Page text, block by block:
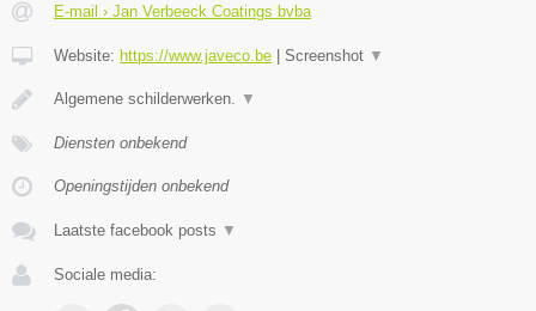
E-mail › Jan Verbeeck Coatings bvba
Website: https://www.javeco.be | Screenshot ▼
Algemene schilderwerken. ▼
Diensten onbekend
Openingstijden onbekend
Laatste facebook posts ▼
Sociale media: